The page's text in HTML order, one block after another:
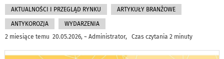
AKTUALNOŚCI I PRZEGLĄD RYNKU ARTYKUŁY BRANŻOWE
ANTYKOROZJA
WYDARZENIA
2 miesiące temu 20.05.2026, ~ Administrator, Czas czytania 2 minuty